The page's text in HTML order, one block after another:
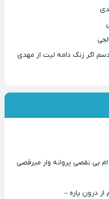
اگر زنگ دامه لیت از مهدی
بی نقصی پروانه وار میرقصی
درون پاره –